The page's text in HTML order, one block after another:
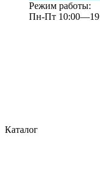
Режим работы:
Пн-Пт
Каталог